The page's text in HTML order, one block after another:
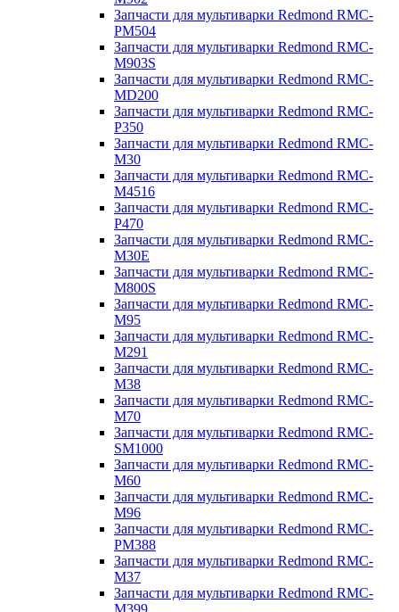
Запчасти для мультиварки Redmond RMC-
PM504
Запчасти для мультиварки Redmond RMC-
M903S
Запчасти для мультиварки Redmond RMC-
MD200
Запчасти для мультиварки Redmond RMC-
P350
Запчасти для мультиварки Redmond RMC-
M30
Запчасти для мультиварки Redmond RMC-
M4516
Запчасти для мультиварки Redmond RMC-
P470
Запчасти для мультиварки Redmond RMC-
M30E
Запчасти для мультиварки Redmond RMC-
M800S
Запчасти для мультиварки Redmond RMC-
M95
Запчасти для мультиварки Redmond RMC-
M291
Запчасти для мультиварки Redmond RMC-
M38
Запчасти для мультиварки Redmond RMC-
M70
Запчасти для мультиварки Redmond RMC-
SM1000
Запчасти для мультиварки Redmond RMC-
M60
Запчасти для мультиварки Redmond RMC-
M96
Запчасти для мультиварки Redmond RMC-
PM388
Запчасти для мультиварки Redmond RMC-
M37
Запчасти для мультиварки Redmond RMC-
M399